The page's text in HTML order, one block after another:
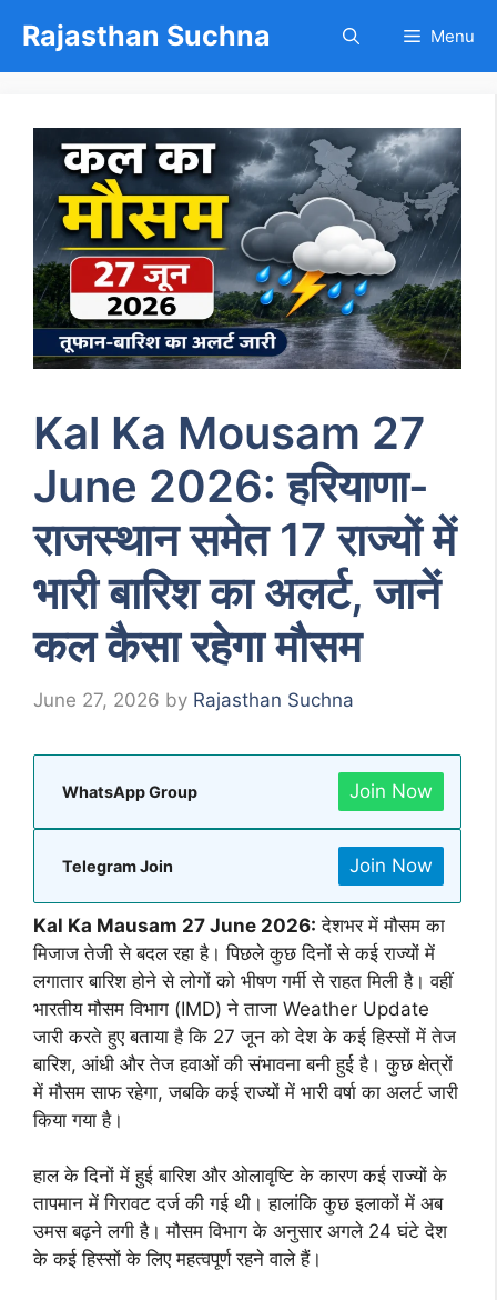
content
Rajasthan Suchna Menu
Kal Ka Mousam 27
June 2026: हरियाणा-
राजस्थान समेत 17 राज्यों में
भारी बारिश का अलर्ट, जानें
कल कैसा रहेगा मौसम
June 27, 2026 by Rajasthan Suchna
WhatsApp Group Join Now
Telegram Join Join Now
Kal Ka Mausam 27 June 2026: देशभर में मौसम का
मिजाज तेजी से बदल रहा है। पिछले कुछ दिनों से कई राज्यों में
लगातार बारिश होने से लोगों को भीषण गर्मी से राहत मिली है। वहीं
भारतीय मौसम विभाग (IMD) ने ताजा Weather Update
जारी करते हुए बताया है कि 27 जून को देश के कई हिस्सों में तेज
बारिश, आंधी और तेज हवाओं की संभावना बनी हुई है। कुछ क्षेत्रों
में मौसम साफ रहेगा, जबकि कई राज्यों में भारी वर्षा का अलर्ट जारी
किया गया है।
हाल के दिनों में हुई बारिश और ओलावृष्टि के कारण कई राज्यों के
तापमान में गिरावट दर्ज की गई थी। हालांकि कुछ इलाकों में अब
उमस बढ़ने लगी है। मौसम विभाग के अनुसार अगले 24 घंटे देश
के कई हिस्सों के लिए महत्वपूर्ण रहने वाले हैं।